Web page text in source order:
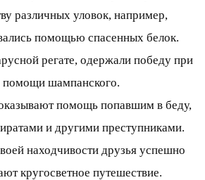
различных уловок, например,
помощью спасенных белок.
регате, одержали победу при
помощи шампанского.
помощь попавшим в беду,
и другими преступниками.
находчивости друзья успешно
кругосветное путешествие.